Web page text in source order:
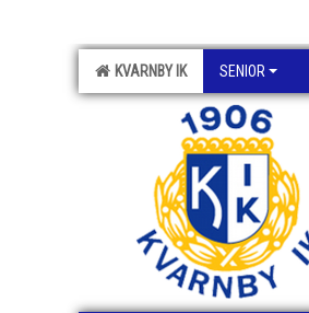
KVARNBY IK SENIOR